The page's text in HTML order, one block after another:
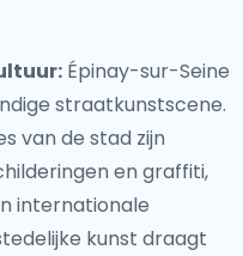
Épinay-sur-Seine
straatkunstscene.
van de stad zijn
en graffiti,
internationale
kunst draagt